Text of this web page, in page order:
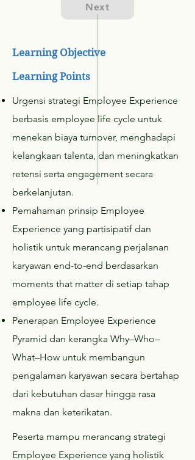
Next
Learning Objective
Learning Points
Urgensi strategi Employee Experience
berbasis employee life cycle untuk
menekan biaya turnover, menghadapi
kelangkaan talenta, dan meningkatkan
retensi serta engagement secara
berkelanjutan.
Pemahaman prinsip Employee
Experience yang partisipatif dan
holistik untuk merancang perjalanan
karyawan end-to-end berdasarkan
moments that matter di setiap tahap
employee life cycle.
Penerapan Employee Experience
Pyramid dan kerangka Why–Who–
What–How untuk membangun
pengalaman karyawan secara bertahap
dari kebutuhan dasar hingga rasa
makna dan keterikatan.
Peserta mampu merancang strategi
Employee Experience yang holistik